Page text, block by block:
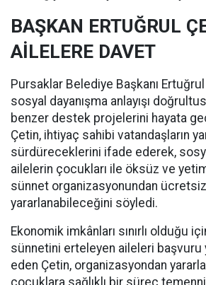
BAŞKAN ERTUĞRUL
AİLELERE DAVET
Pursaklar Belediye Başkanı
sosyal dayanışma anlayışı
benzer destek projelerini hayata
Çetin, ihtiyaç sahibi vatandaşların
sürdüreceklerini ifade ederek,
ailelerin çocukları ile öksüz ve
sünnet organizasyonundan
yararlanabileceğini söyledi.
Ekonomik imkânları sınırlı olduğu
sünnetini erteleyen aileleri başvuru
eden Çetin, organizasyondan